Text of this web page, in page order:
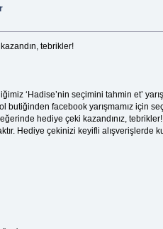
tebrikler!
‘Hadise’nin seçimini tahmin et’
facebook yarışmamız için
hediye çeki kazandınız,
Hediye çekinizi keyifli alışverişlerde